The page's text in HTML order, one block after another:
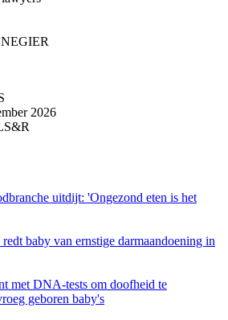
uitdijt: 'Ongezond eten is het
baby van ernstige darmaandoening in
met DNA-tests om doofheid te
geboren baby's